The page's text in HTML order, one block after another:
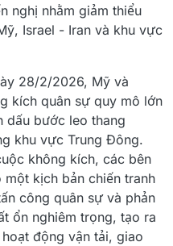
nghị nhằm giảm thiểu
Israel - Iran và khu vực
28/2/2026, Mỹ và
kích quân sự quy mô lớn
dấu bước leo thang
khu vực Trung Đông.
không kích, các bên
kịch bản chiến tranh
công quân sự và phản
ổn nghiêm trọng, tạo ra
động vận tải, giao